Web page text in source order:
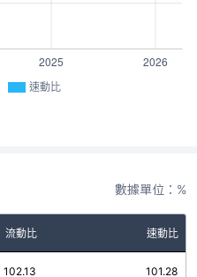
速動比
數據單位：%
流動比 速動比
102.13 101.28